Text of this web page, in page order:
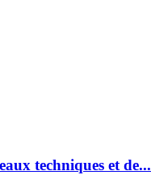
techniques et de...